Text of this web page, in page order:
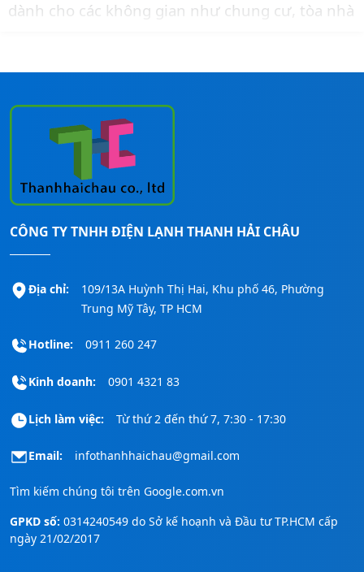
dành cho các không gian như chung cư, tòa nhà
tư vấn thêm và báo giá lắp đặt cho công trình.
CÔNG TY TNHH ĐIỆN LẠNH THANH HẢI CHÂU
Địa chỉ:
109/13A Huỳnh Thị Hai, Khu phố 46, Phường
Trung Mỹ Tây, TP HCM
Hotline: 0911 260 247
Kinh doanh: 0901 4321 83
Lịch làm việc: Từ thứ 2 đến thứ 7, 7:30 - 17:30
Email: infothanhhaichau@gmail.com
Tìm kiếm chúng tôi trên Google.com.vn
GPKD số: 0314240549 do Sở kế hoạnh và Đầu tư TP.HCM cấp
ngày 21/02/2017